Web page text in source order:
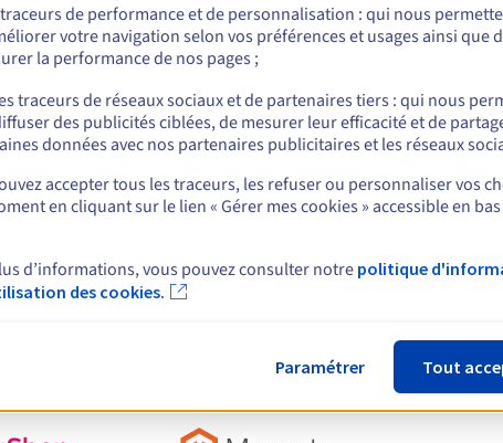
pour Drupal
i1
Xeon Gold 6426Y -
/ 32t
partir de
Scale-i2
Intel Xeon Gold 6442Y -
24c / 48t
À partir de
Scale-i3
Intel Xeon
32c / 64t
À partir de
pour vos hébergements web et
de performance et de personnalisation : qui nous
votre navigation selon vos préférences et usages ainsi que
la performance de nos pages ;
traceurs de réseaux sociaux et de partenaires tiers : qui nous
des publicités ciblées, de mesurer leur efficacité et de
données avec nos partenaires publicitaires et les réseaux
accepter tous les traceurs, les refuser ou personnaliser vos
en cliquant sur le lien « Gérer mes cookies » accessible en
d’informations, vous pouvez consulter notre politique
des cookies.
Paramétrer Tout